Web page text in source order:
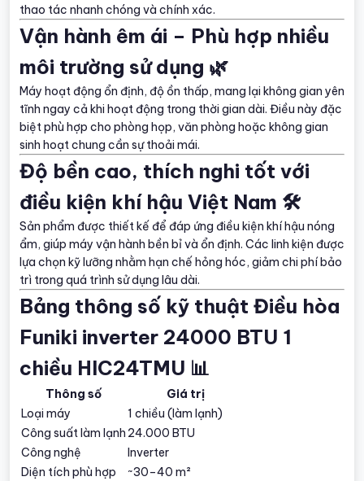
thao tác nhanh chóng và chính xác.
Vận hành êm ái – Phù hợp nhiều
môi trường sử dụng 🌿
Máy hoạt động ổn định, độ ồn thấp, mang lại không gian yên
tĩnh ngay cả khi hoạt động trong thời gian dài. Điều này đặc
biệt phù hợp cho phòng họp, văn phòng hoặc không gian
sinh hoạt chung cần sự thoải mái.
Độ bền cao, thích nghi tốt với
điều kiện khí hậu Việt Nam 🛠️
Sản phẩm được thiết kế để đáp ứng điều kiện khí hậu nóng
ẩm, giúp máy vận hành bền bỉ và ổn định. Các linh kiện được
lựa chọn kỹ lưỡng nhằm hạn chế hỏng hóc, giảm chi phí bảo
trì trong quá trình sử dụng lâu dài.
Bảng thông số kỹ thuật Điều hòa
Funiki inverter 24000 BTU 1
chiều HIC24TMU 📊
Thông số
Giá trị
Loại máy
1 chiều (làm lạnh)
Công suất làm lạnh 24.000 BTU
Công nghệ
Inverter
Diện tích phù hợp
~30–40 m²